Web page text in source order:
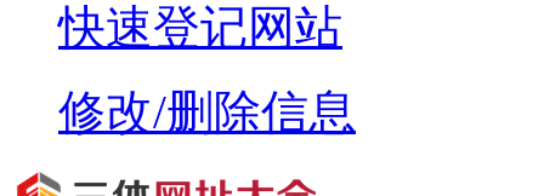
快速登记网站
修改/删除信息